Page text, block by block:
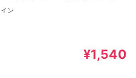
ン
¥1,540